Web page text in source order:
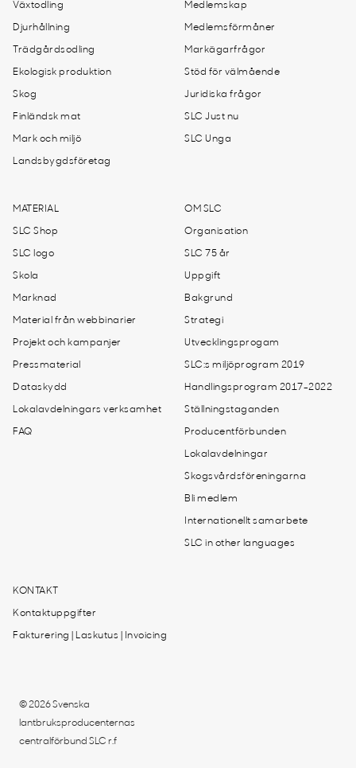
Växtodling
Djurhållning
Trädgårdsodling
Ekologisk produktion
Skog
Finländsk mat
Mark och miljö
Landsbygdsföretag
Medlemskap
Medlemsförmåner
Markägarfrågor
Stöd för välmående
Juridiska frågor
SLC Just nu
SLC Unga
MATERIAL
SLC Shop
SLC logo
Skola
Marknad
Material från webbinarier
Projekt och kampanjer
Pressmaterial
Dataskydd
Lokalavdelningars verksamhet
FAQ
OM SLC
Organisation
SLC 75 år
Uppgift
Bakgrund
Strategi
Utvecklingsprogam
SLC:s miljöprogram 2019
Handlingsprogram 2017-2022
Ställningstaganden
Producentförbunden
Lokalavdelningar
Skogsvårdsföreningarna
Bli medlem
Internationellt samarbete
SLC in other languages
KONTAKT
Kontaktuppgifter
Fakturering | Laskutus | Invoicing
© 2026 Svenska
lantbruksproducenternas
centralförbund SLC r.f